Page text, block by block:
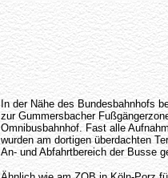
In der Nähe des Bundesbahnhofs
zur Gummersbacher
Omnibusbahnhof. Fast alle
wurden am dortigen überdachten
An- und Abfahrtbereich der Busse